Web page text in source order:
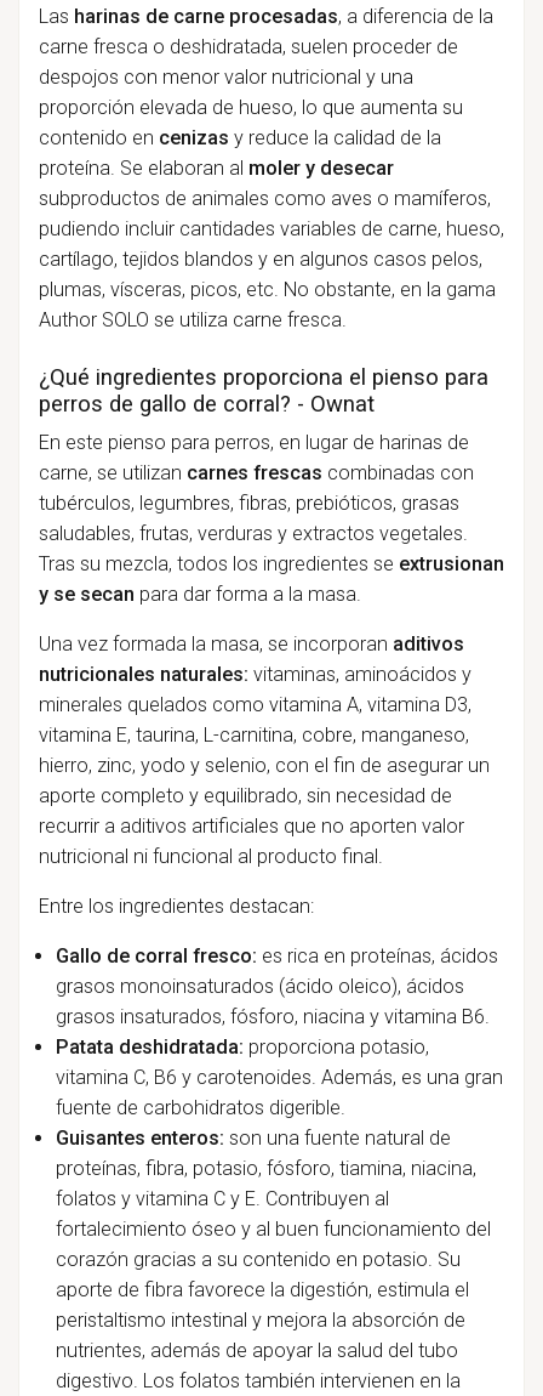
Las harinas de carne procesadas, a diferencia de la
carne fresca o deshidratada, suelen proceder de
despojos con menor valor nutricional y una
proporción elevada de hueso, lo que aumenta su
contenido en cenizas y reduce la calidad de la
proteína. Se elaboran al moler y desecar
subproductos de animales como aves o mamíferos,
pudiendo incluir cantidades variables de carne, hueso,
cartílago, tejidos blandos y en algunos casos pelos,
plumas, vísceras, picos, etc. No obstante, en la gama
Author SOLO se utiliza carne fresca.
¿Qué ingredientes proporciona el pienso para
perros de gallo de corral? - Ownat
En este pienso para perros, en lugar de harinas de
carne, se utilizan carnes frescas combinadas con
tubérculos, legumbres, fibras, prebióticos, grasas
saludables, frutas, verduras y extractos vegetales.
Tras su mezcla, todos los ingredientes se extrusionan
y se secan para dar forma a la masa.
Una vez formada la masa, se incorporan aditivos
nutricionales naturales: vitaminas, aminoácidos y
minerales quelados como vitamina A, vitamina D3,
vitamina E, taurina, L-carnitina, cobre, manganeso,
hierro, zinc, yodo y selenio, con el fin de asegurar un
aporte completo y equilibrado, sin necesidad de
recurrir a aditivos artificiales que no aporten valor
nutricional ni funcional al producto final.
Entre los ingredientes destacan:
Gallo de corral fresco: es rica en proteínas, ácidos
grasos monoinsaturados (ácido oleico), ácidos
grasos insaturados, fósforo, niacina y vitamina B6.
Patata deshidratada: proporciona potasio,
vitamina C, B6 y carotenoides. Además, es una gran
fuente de carbohidratos digerible.
Guisantes enteros: son una fuente natural de
proteínas, fibra, potasio, fósforo, tiamina, niacina,
folatos y vitamina C y E. Contribuyen al
fortalecimiento óseo y al buen funcionamiento del
corazón gracias a su contenido en potasio. Su
aporte de fibra favorece la digestión, estimula el
peristaltismo intestinal y mejora la absorción de
nutrientes, además de apoyar la salud del tubo
digestivo. Los folatos también intervienen en la